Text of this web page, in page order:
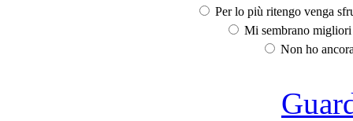
Per lo più ritengo venga
Mi sembrano
Non ho